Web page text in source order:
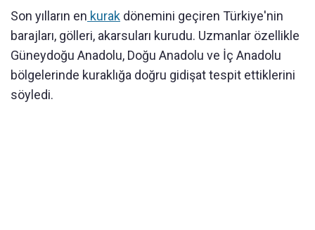
Son yılların en kurak dönemini geçiren Türkiye'nin
barajları, gölleri, akarsuları kurudu. Uzmanlar özellikle
Güneydoğu Anadolu, Doğu Anadolu ve İç Anadolu
bölgelerinde kuraklığa doğru gidişat tespit ettiklerini
söyledi.